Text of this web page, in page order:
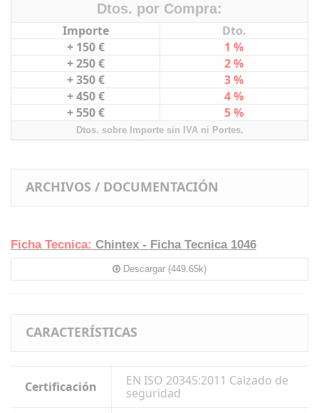
Dtos. por Compra:
Importe
Dto.
+ 150 €
1 %
+ 250 €
2 %
+ 350 €
3 %
+ 450 €
4 %
+ 550 €
5 %
Dtos. sobre Importe sin IVA ni Portes.
ARCHIVOS / DOCUMENTACIÓN
Ficha Tecnica: Chintex - Ficha Tecnica 1046
Descargar (449.65k)
CARACTERÍSTICAS
Certificación
EN ISO 20345:2011 Calzado de
seguridad